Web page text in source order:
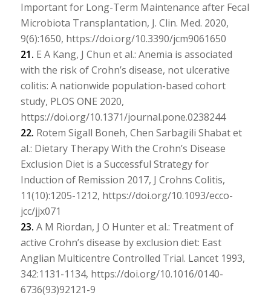
Important for Long-Term Maintenance after Fecal
Microbiota Transplantation, J. Clin. Med. 2020,
9(6):1650, https://doi.org/10.3390/jcm9061650
21. E A Kang, J Chun et al.: Anemia is associated
with the risk of Crohn’s disease, not ulcerative
colitis: A nationwide population-based cohort
study, PLOS ONE 2020,
https://doi.org/10.1371/journal.pone.0238244
22. Rotem Sigall Boneh, Chen Sarbagili Shabat et
al.: Dietary Therapy With the Crohn’s Disease
Exclusion Diet is a Successful Strategy for
Induction of Remission 2017, J Crohns Colitis,
11(10):1205-1212, https://doi.org/10.1093/ecco-
jcc/jjx071
23. A M Riordan, J O Hunter et al.: Treatment of
active Crohn’s disease by exclusion diet: East
Anglian Multicentre Controlled Trial. Lancet 1993,
342:1131-1134, https://doi.org/10.1016/0140-
6736(93)92121-9